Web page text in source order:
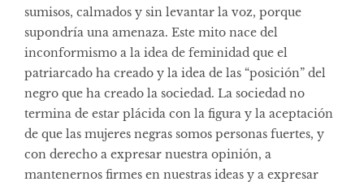
sumisos, calmados y sin levantar la voz, porque
supondría una amenaza. Este mito nace del
inconformismo a la idea de feminidad que el
patriarcado ha creado y la idea de las “posición” del
negro que ha creado la sociedad. La sociedad no
termina de estar plácida con la figura y la aceptación
de que las mujeres negras somos personas fuertes, y
con derecho a expresar nuestra opinión, a
mantenernos firmes en nuestras ideas y a expresar